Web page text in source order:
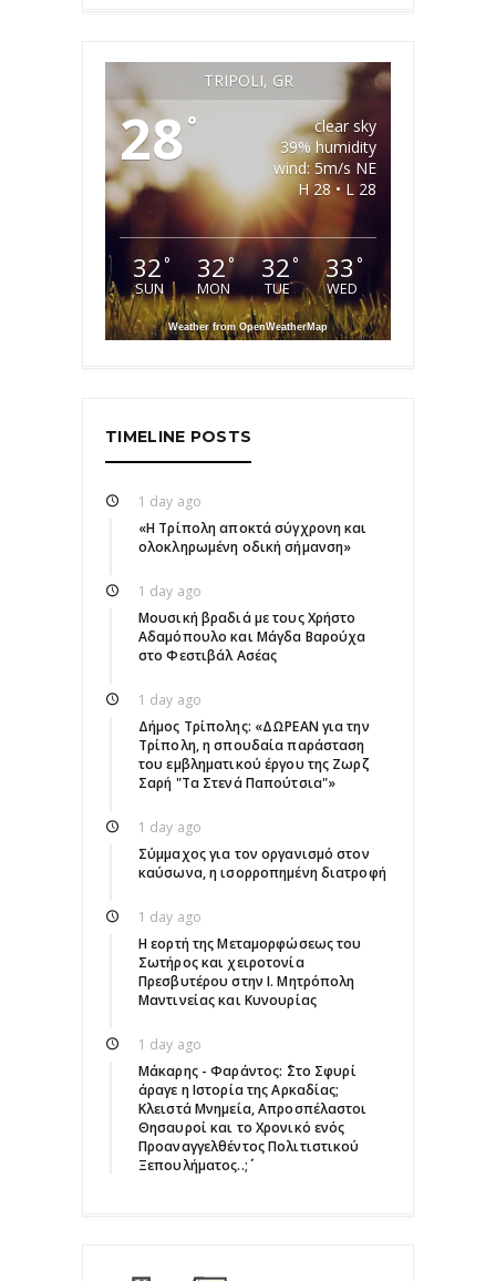
TRIPOLI, GR
28°
clear sky
39% humidity
wind: 5m/s NE
H 28 • L 28
32°
SUN
32°
MON
32°
TUE
33 °
WED
Weather from OpenWeatherMap
TIMELINE POSTS
1 day ago
«Η Τρίπολη αποκτά σύγχρονη και
ολοκληρωμένη οδική σήμανση»
1 day ago
Μουσική βραδιά με τους Χρήστο
Αδαμόπουλο και Μάγδα Βαρούχα
στο Φεστιβάλ Ασέας
1 day ago
Δήμος Τρίπολης: «ΔΩΡΕΑΝ για την
Τρίπολη, η σπουδαία παράσταση
του εμβληματικού έργου της Ζωρζ
Σαρή "Τα Στενά Παπούτσια"»
1 day ago
Σύμμαχος για τον οργανισμό στον
καύσωνα, η ισορροπημένη διατροφή
1 day ago
Η εορτή της Μεταμορφώσεως του
Σωτήρος και χειροτονία
Πρεσβυτέρου στην Ι. Μητρόπολη
Μαντινείας και Κυνουρίας
1 day ago
Μάκαρης - Φαράντος: ΄΄Στο Σφυρί
άραγε η Ιστορία της Αρκαδίας;
Κλειστά Μνημεία, Απροσπέλαστοι
Θησαυροί και το Χρονικό ενός
Προαναγγελθέντος Πολιτιστικού
Ξεπουλήματος..;΄΄